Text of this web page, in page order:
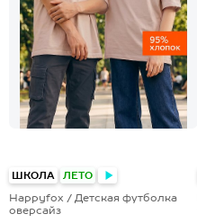
ШКОЛА ЛЕТО
Happyfox / Детская футболка
оверсайз